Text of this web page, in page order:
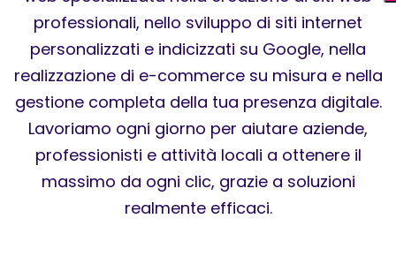
professionali, nello sviluppo di siti internet
personalizzati e indicizzati su Google, nella
realizzazione di e-commerce su misura e nella
gestione completa della tua presenza digitale.
Lavoriamo ogni giorno per aiutare aziende,
professionisti e attività locali a ottenere il
massimo da ogni clic, grazie a soluzioni
realmente efficaci.